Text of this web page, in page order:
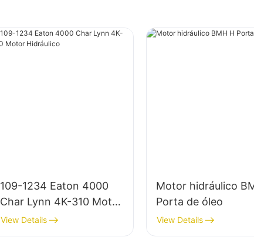
109-1234 Eaton 4000
Char Lynn 4K-310 Motor
Hidráulico
View Details
Motor hidráulico
Porta de óleo
View Details